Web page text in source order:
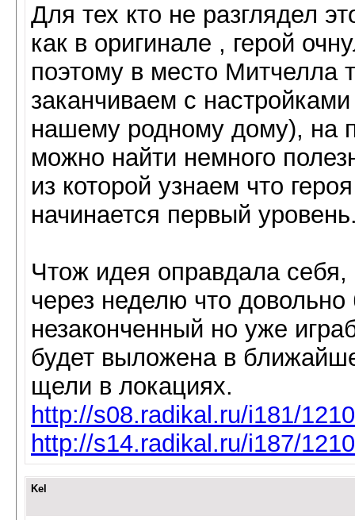
Для тех кто не разглядел
как в оригинале , герой
поэтому в место Митчелла
заканчиваем с
нашему родному дому), на
можно найти немного
из которой узнаем что
начинается первый
Чтож идея оправдала
через неделю что
незаконченный но уже
будет выложена в
щели в локациях.
http://s08.radikal.ru/i181/
http://s14.radikal.ru/i187/
Kel